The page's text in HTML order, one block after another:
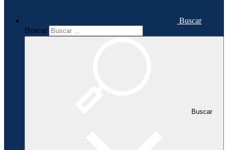
Buscar
Buscar
Buscar